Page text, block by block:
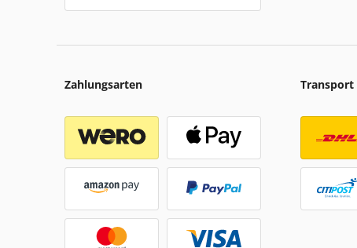
Zahlungsarten Transport